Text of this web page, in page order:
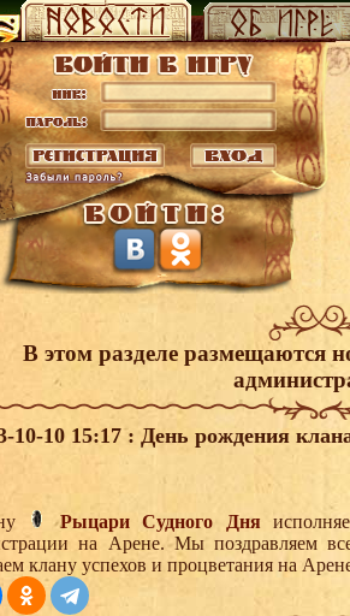
В этом разделе размещаются
10-10 15:17 : День рождения
Рыцари Судного Дня
на Арене. Мы поздравляем
клану успехов и процветания на